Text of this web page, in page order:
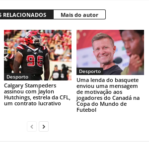
RELACIONADOS Mais do autor
Desporto
Calgary Stampeders
assinou com Jaylon
Hutchings, estrela da CFL,
um contrato lucrativo
Desporto
Uma lenda do basquete
enviou uma mensagem
de motivação aos
jogadores do Canadá na
Copa do Mundo de
Futebol